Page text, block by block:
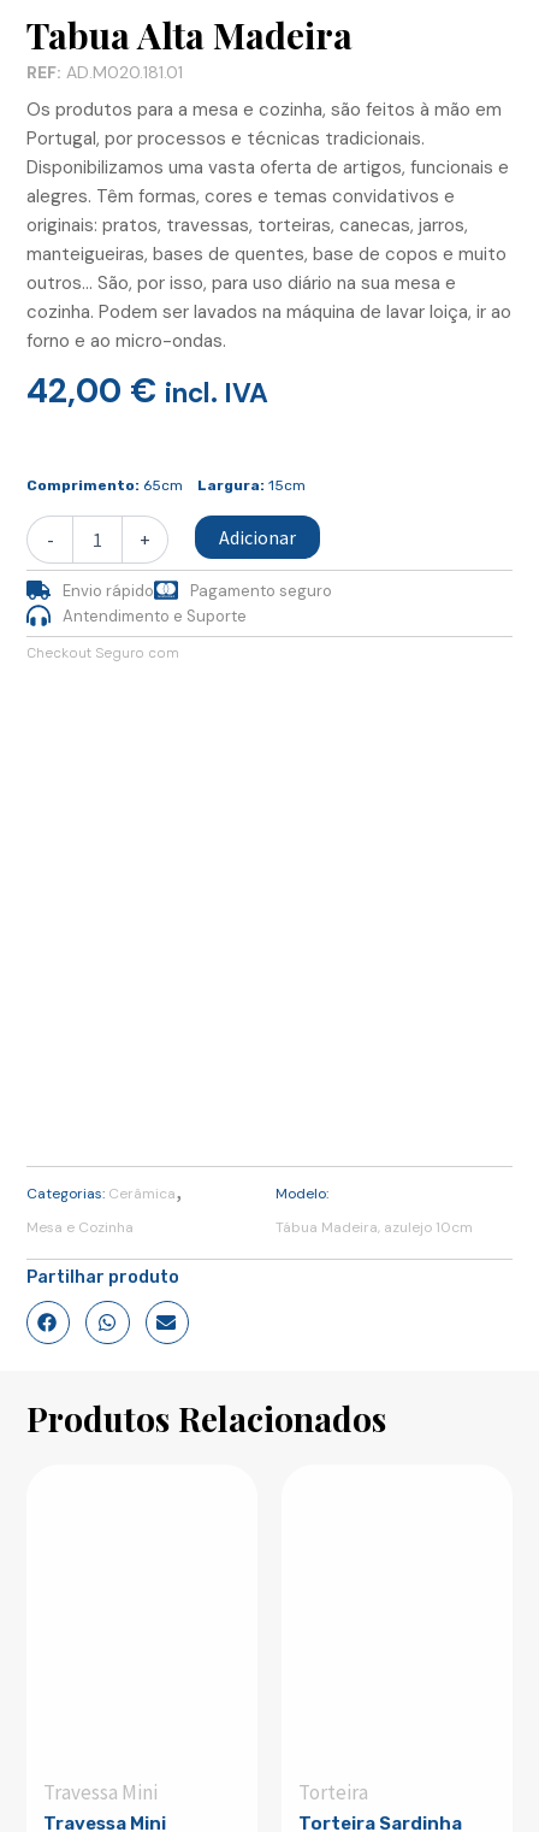
Tabua Alta Madeira
REF: AD.M020.181.01
Os produtos para a mesa e cozinha, são feitos à mão em
Portugal, por processos e técnicas tradicionais.
Disponibilizamos uma vasta oferta de artigos, funcionais e
alegres. Têm formas, cores e temas convidativos e
originais: pratos, travessas, torteiras, canecas, jarros,
manteigueiras, bases de quentes, base de copos e muito
outros… São, por isso, para uso diário na sua mesa e
cozinha. Podem ser lavados na máquina de lavar loiça, ir ao
forno e ao micro-ondas.
42,00 € incl. IVA
Comprimento: 65cm Largura: 15cm
-
Tabua
Alta
Madeira
+ Adicionar
Envio rápido
Pagamento seguro
Antendimento e Suporte
Checkout Seguro com
Categorias: Cerâmica,
Mesa e Cozinha
Modelo:
Tábua Madeira, azulejo 10cm
Partilhar produto
Produtos Relacionados
Travessa Mini
Travessa Mini
Torteira
Torteira Sardinha